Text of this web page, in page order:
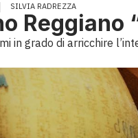
SILVIA RADREZZA
in grado di arricchire